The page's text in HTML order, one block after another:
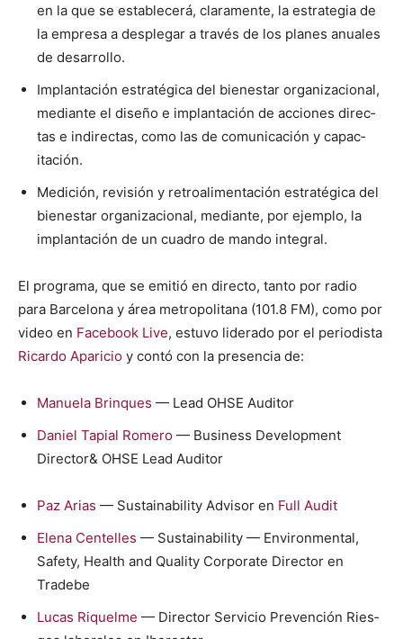
en la que se estable­cerá, clara­mente, la estrate­gia de
la empre­sa a desple­gar a través de los planes anuales
de desar­rol­lo.
Implantación estratég­i­ca del bien­es­tar orga­ni­za­cional,
medi­ante el dis­eño e implantación de acciones direc­
tas e indi­rec­tas, como las de comu­ni­cación y capac­
itación.
Medición, revisión y retroal­i­mentación estratég­i­ca del
bien­es­tar orga­ni­za­cional, medi­ante, por ejem­p­lo, la
implantación de un cuadro de man­do inte­gral.
El pro­gra­ma, que se emi­tió en direc­to, tan­to por radio
para Barcelona y área met­ro­pol­i­tana (101.8 FM), como por
video en Face­book Live, estu­vo lid­er­a­do por el peri­odista
Ricar­do Apari­cio y con­tó con la pres­en­cia de:
Manuela Brin­ques — Lead OHSE Audi­tor
Daniel Tapi­al Romero — Busi­ness Devel­op­ment
Director& OHSE Lead Audi­tor
Paz Arias — Sus­tain­abil­i­ty Advi­sor en Full Audit
Ele­na Cen­telles — Sus­tain­abil­i­ty — Envi­ron­men­tal,
Safe­ty, Health and Qual­i­ty Cor­po­rate Direc­tor en
Tradebe
Lucas Riquelme — Direc­tor Ser­vi­cio Pre­ven­ción Ries­